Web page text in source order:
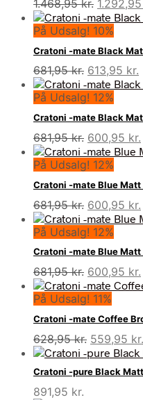
1.468,95kr.
pris
var:
1.292,95
På Udsalg! 10%
Cratoni -mate Black
681,95kr. Den
pris
var:
681,95 kr..
613,95 kr.
På Udsalg! 12%
Cratoni -mate Black
681,95kr. Den
pris
var:
681,95 kr..
600,95 kr.
På Udsalg! 12%
Cratoni -mate Blue
681,95kr. Den
pris
var:
681,95 kr..
600,95 kr.
På Udsalg! 12%
Cratoni -mate Blue
681,95kr. Den
pris
var:
681,95 kr..
600,95 kr.
På Udsalg! 11%
Cratoni -mate Coffee
628,95kr. Den
pris
var:
559,95 kr.
Cratoni -pure Black
891,95 kr.